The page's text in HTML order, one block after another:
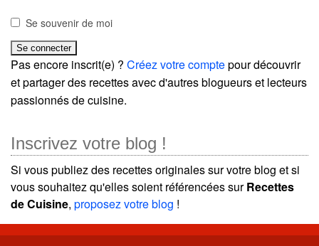
Se souvenir de moi
Pas encore inscrit(e) ? Créez votre comptepour découvrir
et partager des recettes avec d'autres blogueurs et lecteurs
passionnés de cuisine.
Inscrivez votre blog !
Si vous publiez des recettes originales sur votre blog et si
vous souhaitez qu'elles soient référencées surRecettes
de Cuisine, proposez votre blog !